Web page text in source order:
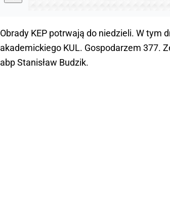
Obrady KEP potrwają do niedzieli. W tym
akademickiego KUL. Gospodarzem 377.
abp Stanisław Budzik.